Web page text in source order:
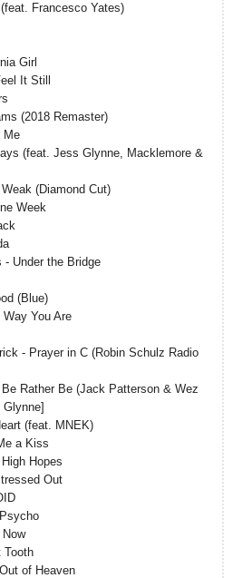
Francesco Yates)
Girl
It Still
(2018 Remaster)
Me
(feat. Jess Glynne, Macklemore &
(Diamond Cut)
Week
- Under the Bridge
(Blue)
You Are
- Prayer in C (Robin Schulz Radio
Rather Be (Jack Patterson & Wez
(feat. MNEK)
a Kiss
Hopes
Out
Now
Tooth
of Heaven